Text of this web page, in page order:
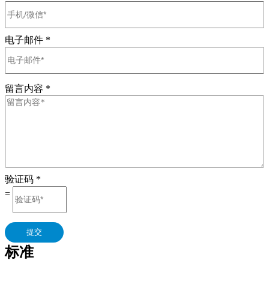
电子邮件 *
留言内容 *
验证码 *
=
提交
标准